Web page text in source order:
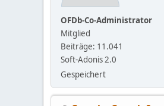
OFDb-Co-Administrator
Mitglied
Beiträge: 11.041
Soft-Adonis 2.0
Gespeichert